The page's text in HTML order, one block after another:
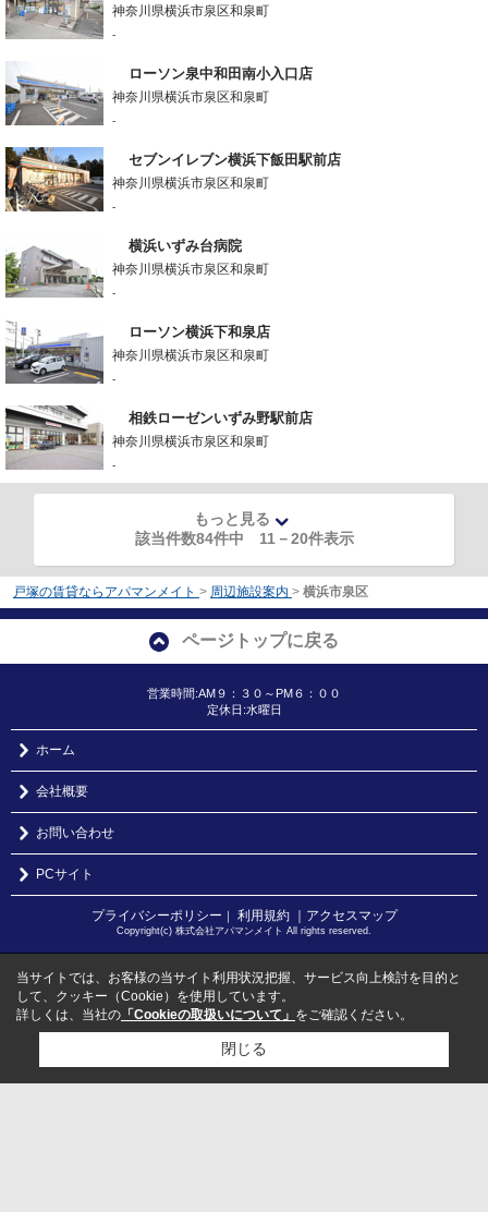
神奈川県横浜市泉区和泉町
-
ローソン泉中和田南小入口店
神奈川県横浜市泉区和泉町
-
セブンイレブン横浜下飯田駅前店
神奈川県横浜市泉区和泉町
-
横浜いずみ台病院
神奈川県横浜市泉区和泉町
-
ローソン横浜下和泉店
神奈川県横浜市泉区和泉町
-
相鉄ローゼンいずみ野駅前店
神奈川県横浜市泉区和泉町
-
もっと見る
該当件数84件中 11 －20件表示
戸塚の賃貸ならアパマンメイト > 周辺施設案内 > 横浜市泉区
ページトップに戻る
営業時間:AM９：３０～PM６：００
定休日:水曜日
ホーム
会社概要
お問い合わせ
PCサイト
プライバシーポリシー ｜ 利用規約 ｜アクセスマップ
Copyright(c) 株式会社アパマンメイト All rights reserved.
当サイトでは、お客様の当サイト利用状況把握、サービス向上検討を目的と
して、クッキー（Cookie）を使用しています。
詳しくは、当社の 「Cookieの取扱いについて」 をご確認ください。
閉じる